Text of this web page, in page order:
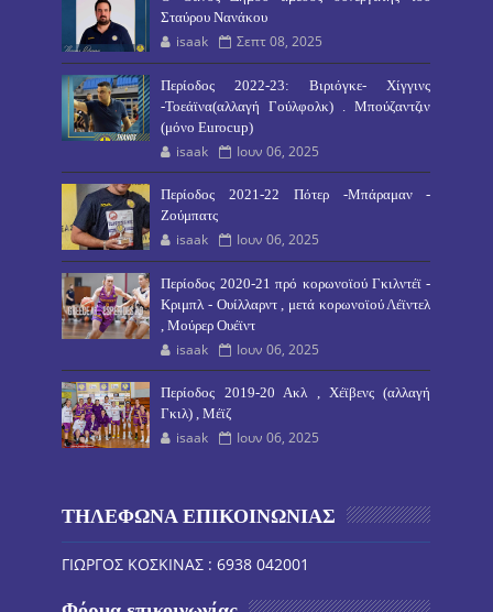
Σταύρου Νανάκου
isaak Σεπτ 08, 2025
Περίοδος 2022-23: Βιριόγκε- Χίγγινς
-Τοεάϊνα(αλλαγή Γούλφολκ) . Μπούζαντζιν
(μόνο Eurocup)
isaak Ιουν 06, 2025
Περίοδος 2021-22 Πότερ -Μπάραμαν -
Ζούμπατς
isaak Ιουν 06, 2025
Περίοδος 2020-21 πρό κορωνοϊού Γκιλντέϊ -
Κριμπλ - Ουίλλαρντ , μετά κορωνοϊού Λέϊντελ
, Μούρερ Ουέϊντ
isaak Ιουν 06, 2025
Περίοδος 2019-20 Ακλ , Χέϊβενς (αλλαγή
Γκιλ) , Μέϊζ
isaak Ιουν 06, 2025
ΤΗΛΕΦΩΝΑ ΕΠΙΚΟΙΝΩΝΙΑΣ
ΓΙΩΡΓΟΣ ΚΟΣΚΙΝΑΣ : 6938 042001